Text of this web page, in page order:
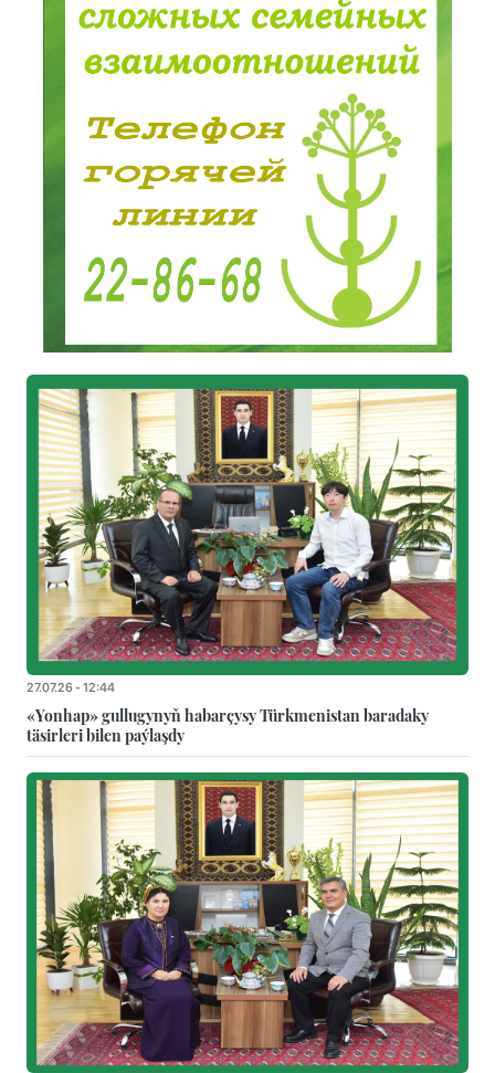
27.07.26 - 12:44
«Yonhap» gullugynyň habarçysy Türkmenistan baradaky
täsirleri bilen paýlaşdy